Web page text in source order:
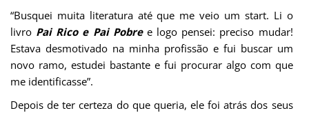
“Busquei muita literatura até que me veio um start. Li o
livro Pai Rico e Pai Pobree logo pensei: preciso mudar!
Estava desmotivado na minha profissão e fui buscar um
novo ramo, estudei bastante e fui procurar algo com que
me identificasse”.
Depois de ter certeza do que queria, ele foi atrás dos seus